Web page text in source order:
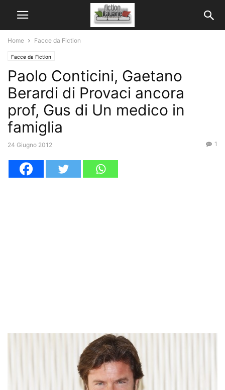
Home Facce da Fiction
Facce da Fiction
Paolo Conticini, Gaetano
Berardi di Provaci ancora
prof, Gus di Un medico in
famiglia
24 Giugno 2012 1